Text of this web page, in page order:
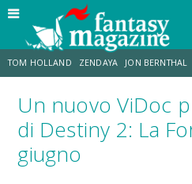
TOM HOLLAND ZENDAYA JON BERNTHAL
STRANIMONDI LUCCA COMICS & GAMES
DESTIN DANIEL CRETTON
Un nuovo ViDoc
di Destiny 2: La
giugno